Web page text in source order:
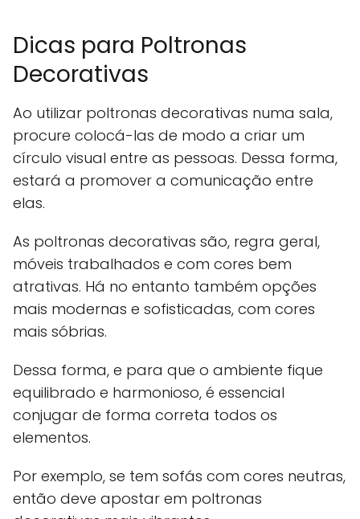
Dicas para Poltronas
Decorativas
Ao utilizar poltronas decorativas numa sala,
procure colocá-las de modo a criar um
círculo visual entre as pessoas. Dessa forma,
estará a promover a comunicação entre
elas.
As poltronas decorativas são, regra geral,
móveis trabalhados e com cores bem
atrativas. Há no entanto também opções
mais modernas e sofisticadas, com cores
mais sóbrias.
Dessa forma, e para que o ambiente fique
equilibrado e harmonioso, é essencial
conjugar de forma correta todos os
elementos.
Por exemplo, se tem sofás com cores neutras,
então deve apostar em poltronas